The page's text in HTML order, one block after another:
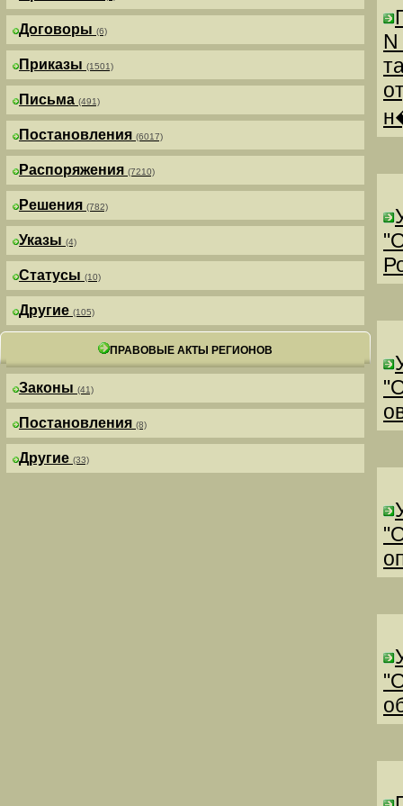
Договоры (6)
Приказы (1501)
Письма (491)
Постановления (6017)
Распоряжения (7210)
Решения (782)
Указы (4)
Статусы (10)
Другие (105)
ПРАВОВЫЕ АКТЫ РЕГИОНОВ
Законы (41)
Постановления (8)
Другие (33)